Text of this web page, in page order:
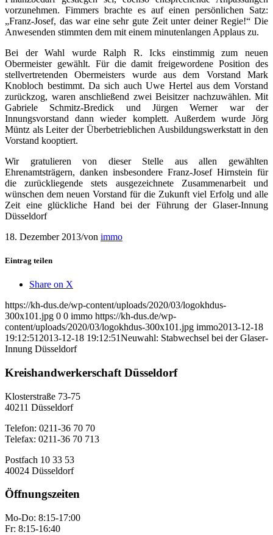
vorzunehmen. Fimmers brachte es auf einen persönlichen Satz:
„Franz-Josef, das war eine sehr gute Zeit unter deiner Regie!“ Die
Anwesenden stimmten dem mit einem minutenlangen Applaus zu.
Bei der Wahl wurde Ralph R. Icks einstimmig zum neuen
Obermeister gewählt. Für die damit freigewordene Position des
stellvertretenden Obermeisters wurde aus dem Vorstand Mark
Knobloch bestimmt. Da sich auch Uwe Hertel aus dem Vorstand
zurückzog, waren anschließend zwei Beisitzer nachzuwählen. Mit
Gabriele Schmitz-Bredick und Jürgen Werner war der
Innungsvorstand dann wieder komplett. Außerdem wurde Jörg
Müntz als Leiter der Überbetrieblichen Ausbildungswerkstatt in den
Vorstand kooptiert.
Wir gratulieren von dieser Stelle aus allen gewählten
Ehrenamtsträgern, danken insbesondere Franz-Josef Hirnstein für
die zurückliegende stets ausgezeichnete Zusammenarbeit und
wünschen dem neuen Vorstand für die Zukunft viel Erfolg und alle
Zeit eine glückliche Hand bei der Führung der Glaser-Innung
Düsseldorf
18. Dezember 2013/von immo
Eintrag teilen
Share on X
https://kh-dus.de/wp-content/uploads/2020/03/logokhdus-
300x101.jpg 0 0 immo https://kh-dus.de/wp-
content/uploads/2020/03/logokhdus-300x101.jpg immo2013-12-18
19:12:51 2013-12-18 19:12:51Neuwahl: Stabwechsel bei der Glaser-
Innung Düsseldorf
Kreishandwerkerschaft Düsseldorf
Klosterstraße 73-75
40211 Düsseldorf
Telefon: 0211-36 70 70
Telefax: 0211-36 70 713
Postfach 10 33 53
40024 Düsseldorf
Öffnungszeiten
Mo-Do: 8:15-17:00
Fr: 8:15-16:40